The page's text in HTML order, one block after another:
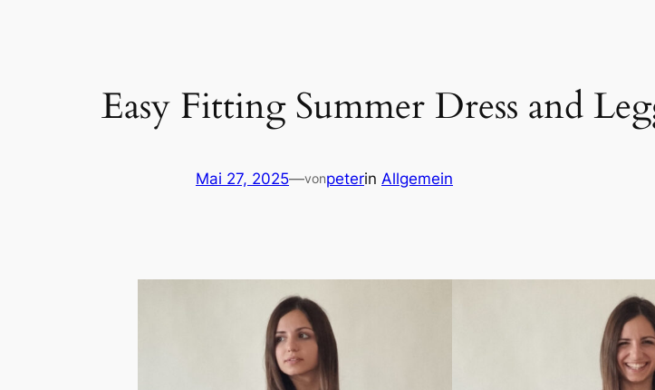
Easy Fitting Summer Dress and
Mai 27, 2025—vonpeterin Allgemein